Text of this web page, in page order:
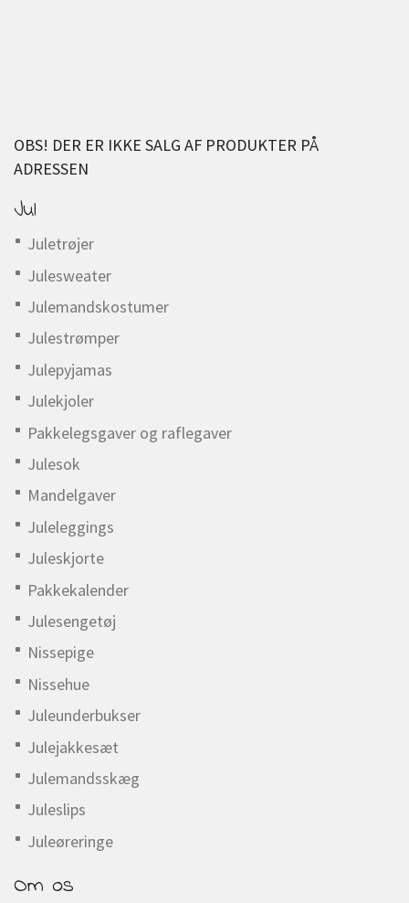
OBS! DER ER IKKE SALG AF PRODUKTER PÅ
ADRESSEN
Jul
Juletrøjer
Julesweater
Julemandskostumer
Julestrømper
Julepyjamas
Julekjoler
Pakkelegsgaver og raflegaver
Julesok
Mandelgaver
Juleleggings
Juleskjorte
Pakkekalender
Julesengetøj
Nissepige
Nissehue
Juleunderbukser
Julejakkesæt
Julemandsskæg
Juleslips
Juleøreringe
Om os